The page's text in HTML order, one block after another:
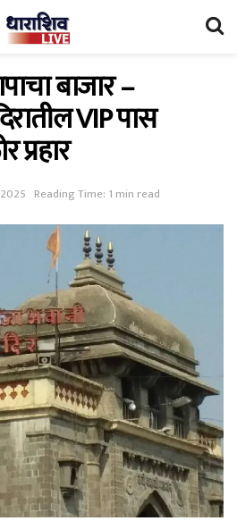
बाजार –
VIP पास
प्रहार
Reading Time: 1 min read